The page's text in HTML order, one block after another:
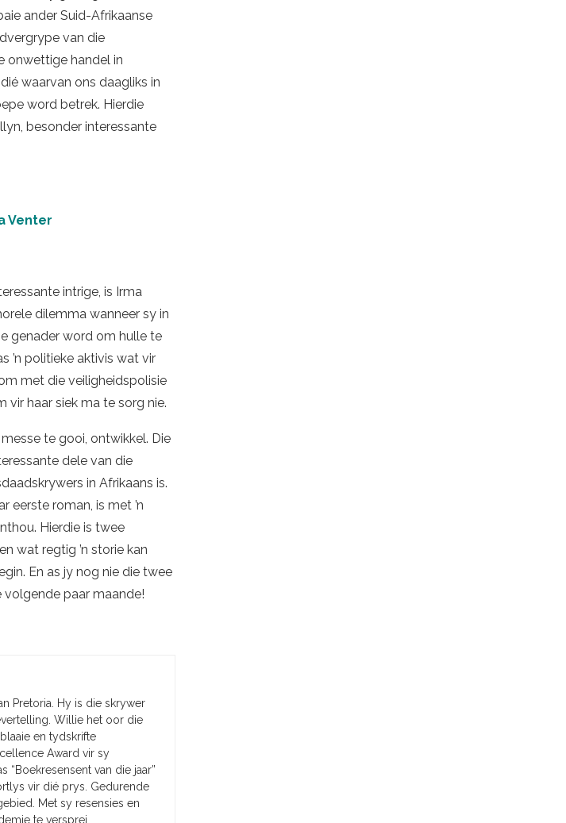
ander Suid-Afrikaanse
van die
onwettige handel in
waarvan ons daagliks in
word betrek. Hierdie
besonder interessante
Venter
intrige, is Irma
dilemma wanneer sy in
genader word om hulle te
’n politieke aktivis wat vir
met die veiligheidspolisie
vir haar siek ma te sorg nie.
te gooi, ontwikkel. Die
dele van die
in Afrikaans is.
eerste roman, is met ’n
Hierdie is twee
wat regtig ’n storie kan
En as jy nog nie die twee
volgende paar maande!
Pretoria. Hy is die skrywer
Willie het oor die
en tydskrifte
Award vir sy
van die jaar”
vir dié prys. Gedurende
Met sy resensies en
te versprei.